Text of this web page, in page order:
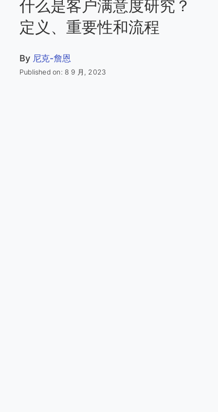
什么是客户满意度研究？
定义、重要性和流程
By 尼克-詹恩
Published on: 8 9 月, 2023